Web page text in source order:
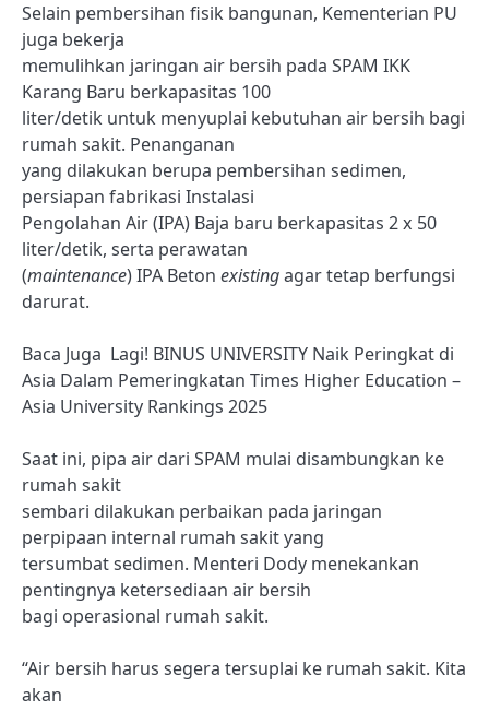
Selain pembersihan fisik bangunan, Kementerian PU
juga bekerja
memulihkan jaringan air bersih pada SPAM IKK
Karang Baru berkapasitas 100
liter/detik untuk menyuplai kebutuhan air bersih bagi
rumah sakit. Penanganan
yang dilakukan berupa pembersihan sedimen,
persiapan fabrikasi Instalasi
Pengolahan Air (IPA) Baja baru berkapasitas 2 x 50
liter/detik, serta perawatan
(maintenance) IPA Beton existingagar tetap berfungsi
darurat.
Baca Juga Lagi! BINUS UNIVERSITY Naik Peringkat di
Asia Dalam Pemeringkatan Times Higher Education –
Asia University Rankings 2025
Saat ini, pipa air dari SPAM mulai disambungkan ke
rumah sakit
sembari dilakukan perbaikan pada jaringan
perpipaan internal rumah sakit yang
tersumbat sedimen. Menteri Dody menekankan
pentingnya ketersediaan air bersih
bagi operasional rumah sakit.
“Air bersih harus segera tersuplai ke rumah sakit. Kita
akan